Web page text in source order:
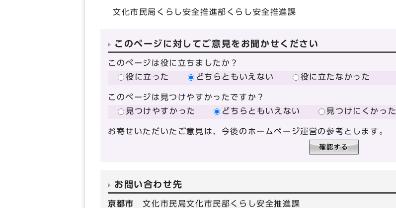
文化市民局くらし安全推進部くらし安全推進課
このページに対してご意見をお聞かせください
このページは役に立ちましたか？
役に立った
どちらともいえない 役に立たなかった
このページは見つけやすかったですか？
見つけやすかった
どちらともいえない 見つけにくかった
お寄せいただいたご意見は、今後のホームページ運営の参考とします。
お問い合わせ先
京都市文化市民局文化市民部くらし安全推進課